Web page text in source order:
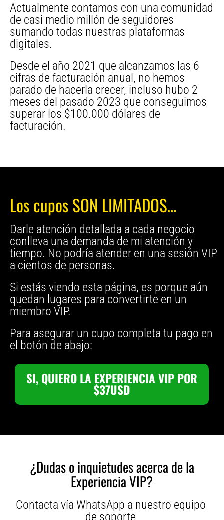
Actualmente contamos con una comunidad
de casi medio millón de seguidores
sumando todas nuestras plataformas
digitales.
Desde el año 2021 que alcanzamos las 6
cifras de facturación anual, no hemos
parado de hacerla crecer, incluso hubo 2
meses del pasado 2023 que conseguimos
superar los $100.000 dólares de
facturación.
Los cupos SON LIMITADOS…
Darle atención detallada a cada negocio
conlleva una demanda de mi atención y
tiempo. No podría atender en una sesión VIP
a cientos de personas.
Si estás viendo esta página, es porque aún
quedan lugares para convertirte en un
miembro VIP.
Para asegurar un cupo completa tu pago en
el botón de abajo:
SI, QUIERO LA EXPERIENCIA VIP POR
$37USD
¿Dudas o inquietudes acerca de la
Experiencia VIP?
Contacta vía WhatsApp a nuestro equipo
de soporte